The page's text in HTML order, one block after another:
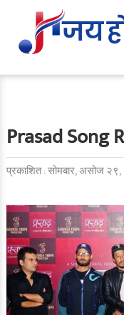
Prasad Song
प्रकाशित : सोमबार, असोज